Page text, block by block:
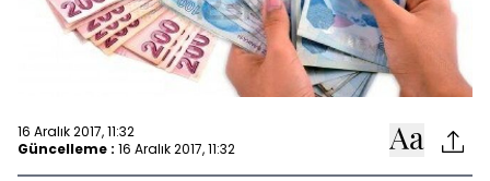
16 Aralık 2017, 11:32
Güncelleme : 16 Aralık 2017, 11:32